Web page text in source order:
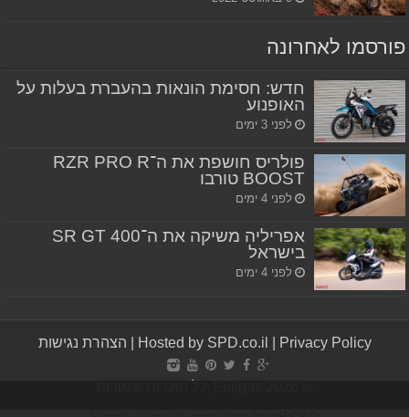
פורסמו לאחרונה
חדש: חסימת הונאות בהעברת בעלות על
האופנוע
לפני 3 ימים
פולריס חושפת את ה־RZR PRO R
BOOST טורבו
לפני 4 ימים
אפריליה משיקה את ה־SR GT 400
בישראל
לפני 4 ימים
Hosted by SPD.co.il Privacy Policy הצהרת נגישות